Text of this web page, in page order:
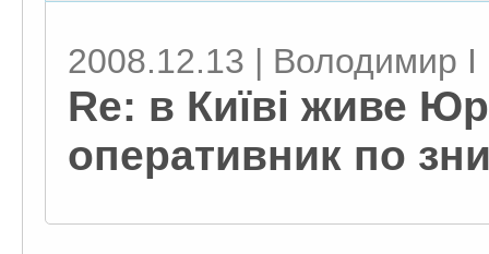
2008.12.13 | Володимир I
Re: в Київі живе
оперативник по